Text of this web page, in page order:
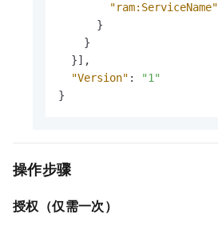
"ram:ServiceName"
}
}
}] ,
"Version" :
"1"
}
操作步骤
授权（仅需一次）